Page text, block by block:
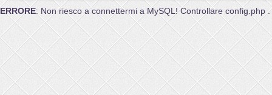
ERRORE: Non riesco a connettermi a MySQL! Controllare config.php .